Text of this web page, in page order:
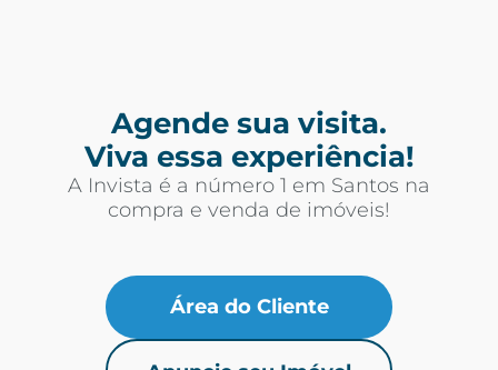
Agende sua visita.
Viva essa experiência!
A Invista é a número 1 em Santos na
compra e venda de imóveis!
Área do Cliente